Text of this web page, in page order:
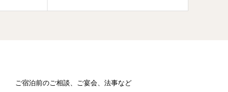
ご宿泊前のご相談、ご宴会、法事など